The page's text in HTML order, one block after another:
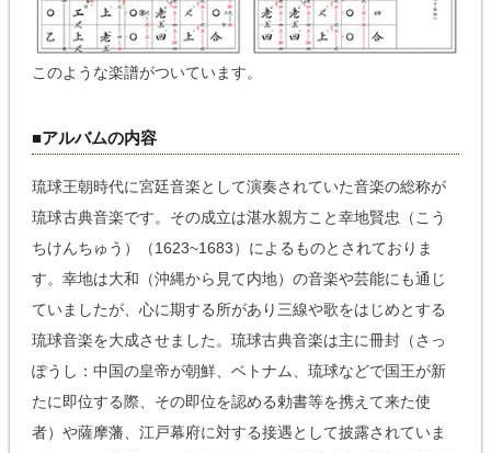
このような楽譜がついています。
■アルバムの内容
琉球王朝時代に宮廷音楽として演奏されていた音楽の総称が
琉球古典音楽です。その成立は湛水親方こと幸地賢忠（こう
ちけんちゅう）（1623~1683）によるものとされておりま
す。幸地は大和（沖縄から見て内地）の音楽や芸能にも通じ
ていましたが、心に期する所があり三線や歌をはじめとする
琉球音楽を大成させました。琉球古典音楽は主に冊封（さっ
ぽうし：中国の皇帝が朝鮮、ベトナム、琉球などで国王が新
たに即位する際、その即位を認める勅書等を携えて来た使
者）や薩摩藩、江戸幕府に対する接遇として披露されていま